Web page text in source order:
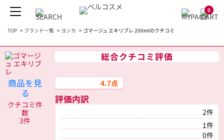
0
TOP > ブランド一覧 > ヨンカ > ゴマージュ エキリブレ 200mlのクチコミ
商品を見
る
クチコミ件
数
3件
総合クチコミ評価
4.7点
評価内訳
2件
1件
0件